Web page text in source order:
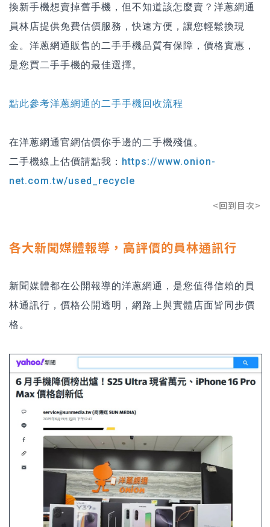
換新手機想賣掉舊手機，但不知道該怎麼賣？ 洋蔥網通
員林店提供免費估價服務，快速方便，讓您輕鬆換現
金。洋蔥網通販售的二手手機品質有保障，價格實惠，
是您買二手手機的最佳選擇。
點此參考洋蔥網通的二手手機回收流程
在洋蔥網通官網估價你手邊的二手機殘值。
二手機線上估價請點我： https://www.onion-
net.com.tw/used_recycle
<回到目次>
各大新聞媒體報導，高評價的員林通訊行
新聞媒體都在公開報導的洋蔥網通，是您值得信賴的員
林通訊行，價格公開透明，網路上與實體店面皆同步價
格。